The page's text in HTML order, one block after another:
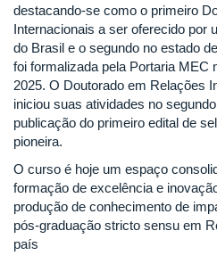
destacando-se como o primeiro
Internacionais a ser oferecido por
do Brasil e o segundo no estado
foi formalizada pela Portaria MEC
2025. O Doutorado em Relações
iniciou suas atividades no
publicação do primeiro edital de
pioneira.
O curso é hoje um espaço
formação de excelência e
produção de conhecimento de
pós-graduação stricto sensu em
país